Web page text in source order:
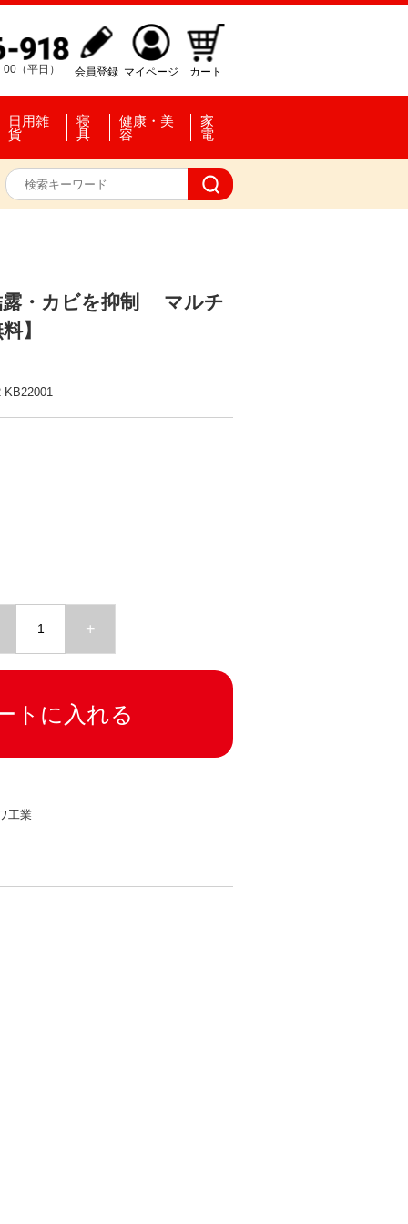
（平日） 会員登録 マイページ カート
日用雑
貨
寝
具
健康・美
容
家
電
・カビを抑制 マルチ
】
KB22001
+
トに入れる
工業